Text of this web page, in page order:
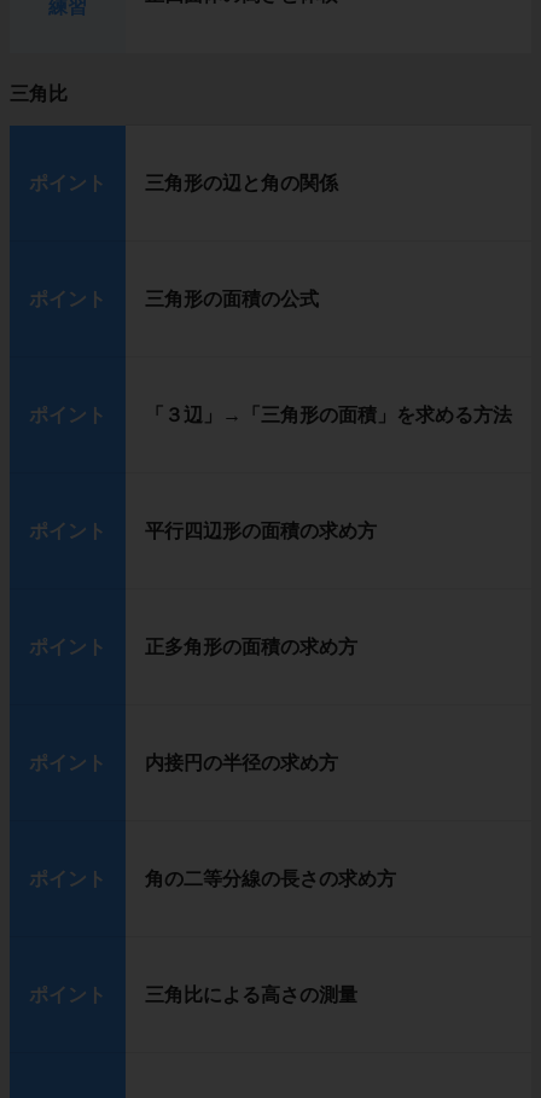
練習
三角比
ポイント 三角形の辺と角の関係
ポイント 三角形の面積の公式
ポイント 「３辺」→「三角形の面積」を求める方法
ポイント 平行四辺形の面積の求め方
ポイント 正多角形の面積の求め方
ポイント 内接円の半径の求め方
ポイント 角の二等分線の長さの求め方
ポイント 三角比による高さの測量